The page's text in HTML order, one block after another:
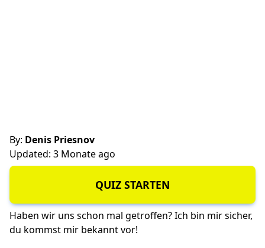
By: Denis Priesnov
Updated: 3 Monate ago
QUIZ STARTEN
Haben wir uns schon mal getroffen? Ich bin mir sicher,
du kommst mir bekannt vor!